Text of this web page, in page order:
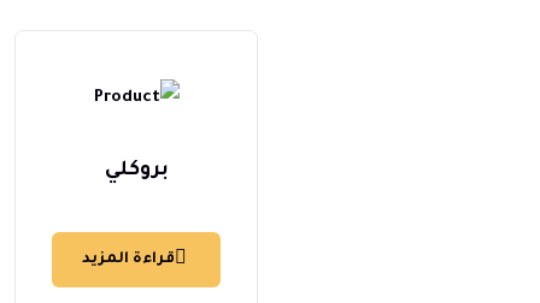
بروكلي
قراءة المزيد